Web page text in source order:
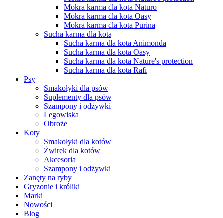
Mokra karma dla kota Naturo
Mokra karma dla kota Oasy
Mokra karma dla kota Purina
Sucha karma dla kota
Sucha karma dla kota Animonda
Sucha karma dla kota Oasy
Sucha karma dla kota Nature's protection
Sucha karma dla kota Rafi
Psy
Smakołyki dla psów
Suplementy dla psów
Szampony i odżywki
Legowiska
Obroże
Koty
Smakołyki dla kotów
Żwirek dla kotów
Akcesoria
Szampony i odżywki
Zanęty na ryby
Gryzonie i króliki
Marki
Nowości
Blog